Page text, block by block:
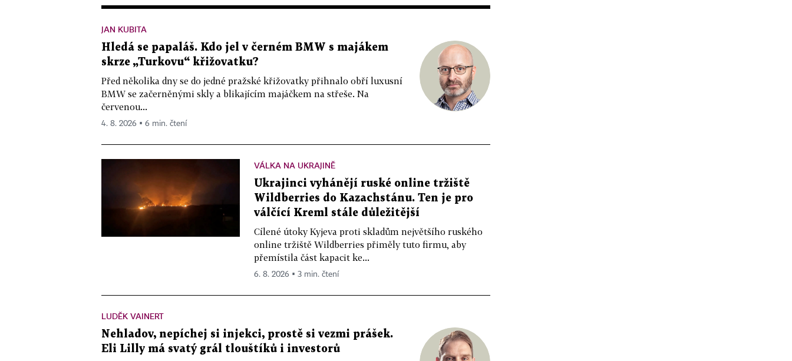
JAN KUBITA
Hledá se papaláš. Kdo jel v černém BMW s majákem
skrze „Turkovu“ křižovatku?
Před několika dny se do jedné pražské křižovatky přihnalo obří luxusní
BMW se začerněnými skly a blikajícím majáčkem na střeše. Na
červenou...
4. 8. 2026 ▪ 6 min. čtení
VÁLKA NA UKRAJINĚ
Ukrajinci vyhánějí ruské online tržiště
Wildberries do Kazachstánu. Ten je pro
válčící Kreml stále důležitější
Cílené útoky Kyjeva proti skladům největšího ruského
online tržiště Wildberries přiměly tuto firmu, aby
přemístila část kapacit ke...
6. 8. 2026 ▪ 3 min. čtení
LUDĚK VAINERT
Nehladov, nepíchej si injekci, prostě si vezmi prášek.
Eli Lilly má svatý grál tlouštíků i investorů